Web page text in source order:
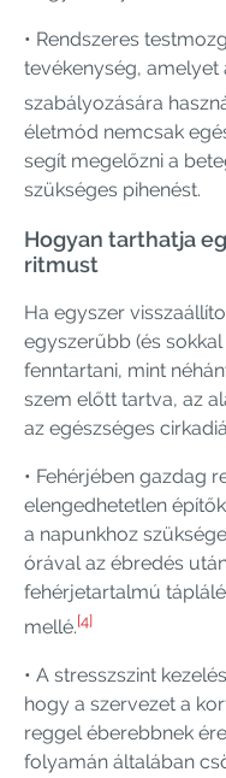
• Rendszeres
tevékenység, amelyet
szabályozására
életmód nemcsak
segít megelőzni a
szükséges pihenést.
Hogyan tarthatja
ritmust
Ha egyszer
egyszerűbb (és
fenntartani, mint
szem előtt tartva, az
az egészséges
• Fehérjében gazdag
elengedhetetlen
a napunkhoz
órával az ébredés
fehérjetartalmú
mellé.[4]
• A stresszszint
hogy a szervezet a
reggel éberebbnek
folyamán általában